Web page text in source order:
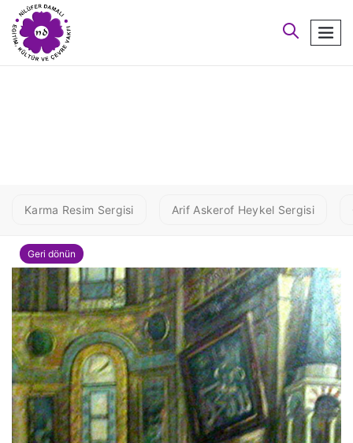
arayın
Karma Resim Sergisi Arif Askerof Heykel Sergisi
Geri dönün